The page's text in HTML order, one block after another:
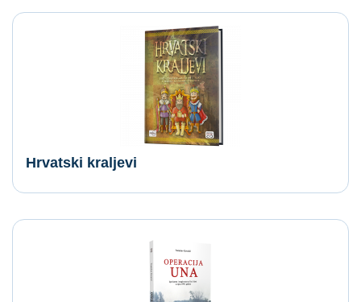
Hrvatski kraljevi